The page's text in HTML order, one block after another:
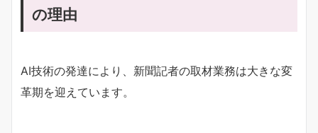
の理由
AI技術の発達により、新聞記者の取材業務は大きな変
革期を迎えています。